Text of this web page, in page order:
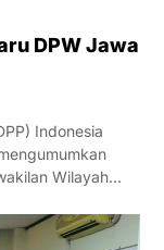
DPW Jawa
Indonesia
Wilayah…